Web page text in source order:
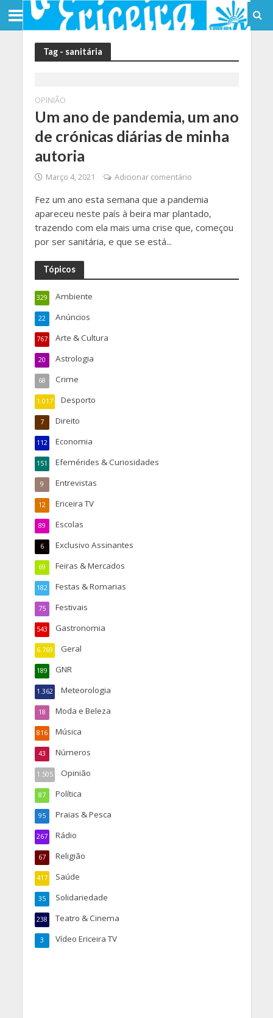
Tag - sanitária
OPINIÃO
Um ano de pandemia, um ano
de crónicas diárias de minha
autoria
Março 4, 2021 Adicionar comentário
Fez um ano esta semana que a pandemia
apareceu neste país à beira mar plantado,
trazendo com ela mais uma crise que, começou
por ser sanitária, e que se está...
Tópicos
Ambiente
329
Anúncios
22
Arte & Cultura
767
Astrologia
20
Crime
68
Desporto
1.017
Direito
7
Economia
112
Efemérides & Curiosidades
151
Entrevistas
9
Ericeira TV
12
Escolas
89
Exclusivo Assinantes
6
Feiras & Mercados
69
Festas & Romarias
182
Festivais
75
Gastronomia
543
Geral
6.769
GNR
189
Meteorologia
1.362
Moda e Beleza
18
Música
816
Números
43
Opinião
1.505
Política
87
Praias & Pesca
95
Rádio
267
Religião
67
Saúde
417
Solidariedade
35
Teatro & Cinema
238
Vídeo Ericeira TV
3